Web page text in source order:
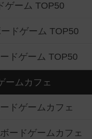
ゲーム TOP50
ドゲーム TOP50
ドゲーム TOP50
ームカフェ
ドゲームカフェ
ードゲームカフェ